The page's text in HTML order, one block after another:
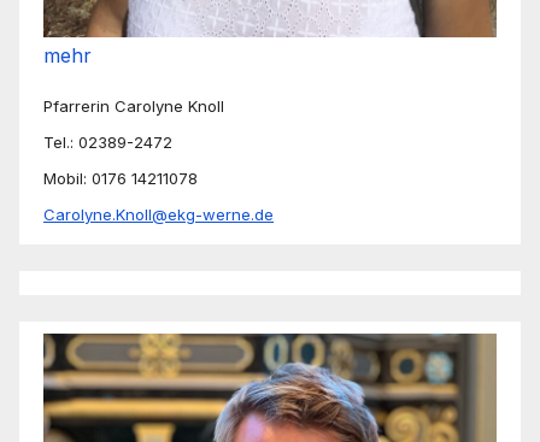
mehr
Pfarrerin Carolyne Knoll
Tel.: 02389-2472
Mobil: 0176 14211078
Carolyne.Knoll@ekg-werne.de